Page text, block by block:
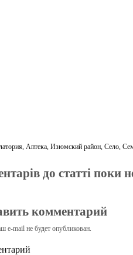
,Аптека,Изюмский район,Село,
до статті поки
комментарий
e-mail не будет опубликован.